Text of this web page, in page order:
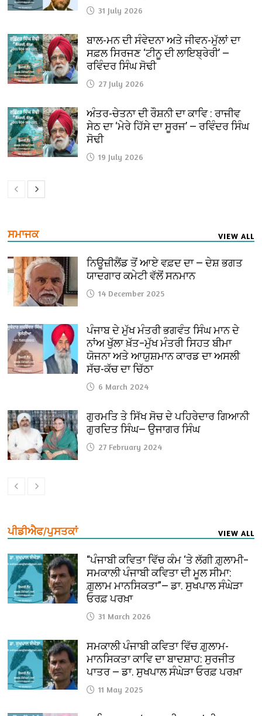
31 July 2026
ਬਾਲ-ਮਨ ਦੀ ਸੰਵੇਦਨਾ ਅਤੇ ਜੀਵਨ-ਮੁੱਲਾਂ ਦਾ
ਸਫ਼ਲ ਸਿਰਜਣ ‘ਟੀਨੂ ਦੀ ਲਾਇਬ੍ਰੇਰੀ’ —
ਰਵਿੰਦਰ ਸਿੰਘ ਸੋਢੀ
27 July 2026
ਅੰਤਰ-ਚੇਤਨਾ ਦੀ ਰੌਸ਼ਨੀ ਦਾ ਕਾਵਿ : ਰਾਜੀਵ
ਸੇਠ ਦਾ ‘ਮੇਰੇ ਹਿੱਸੇ ਦਾ ਸੂਰਜ’ — ਰਵਿੰਦਰ ਸਿੰਘ
ਸੋਢੀ
19 July 2026
ਸਮਾਜਕ VIEW ALL
ਨਿਊਜ਼ੀਲੈਂਡ ਤੋਂ ਆਏ ਵਫ਼ਦ ਦਾ — ਦੇਸ਼ ਭਗਤ
ਯਾਦਗਾਰ ਕਮੇਟੀ ਵੱਲੋਂ ਸਨਮਾਨ
14 December 2025
ਪੰਜਾਬ ਦੇ ਮੁੱਖ ਮੰਤਰੀ ਭਗਵੰਤ ਸਿੰਘ ਮਾਨ ਦੇ
ਨਾਂਅ ਖੁੱਲਾ ਖ਼ੱਤ–ਮੁੱਖ ਮੰਤਰੀ ਸਿਹਤ ਬੀਮਾ
ਯੋਜਨਾ ਅਤੇ ਆਯੁਸ਼ਮਾਨ ਕਾਰਡ ਦਾ ਅਸਲੀ
ਸੱਚ-ਕੱਚ ਦਾ ਚਿੱਠਾ
6 March 2024
ਗੁਰਮਤਿ ਤੇ ਸਿੱਖ ਸੋਚ ਦੇ ਪਹਿਰੇਦਾਰ ਗਿਆਨੀ
ਗੁਰਦਿਤ ਸਿੰਘ— ਉਜਾਗਰ ਸਿੰਘ
27 February 2024
ਪੀਡੀਐਫ/ਪੁਸਤਕਾਂ VIEW ALL
“ਪੰਜਾਬੀ ਕਵਿਤਾ ਵਿੱਚ ਕੰਮ ‘ਤੇ ਲੱਗੀ ਗ਼ੁਲਾਮੀ–
ਸਮਕਾਲੀ ਪੰਜਾਬੀ ਕਵਿਤਾ ਦੀ ਮੂਲ ਸੀਮਾ:
ਗ਼ੁਲਾਮ ਮਾਨਸਿਕਤਾ”— ਡਾ. ਸੁਖਪਾਲ ਸੰਘੇੜਾ
ਓਰਫ਼ ਪਰਖ਼ਾ
31 March 2026
ਸਮਕਾਲੀ ਪੰਜਾਬੀ ਕਵਿਤਾ ਵਿੱਚ ਗ਼ੁਲਾਮ-
ਮਾਨਸਿਕਤਾ ਕਾਵਿ ਦਾ ਬਾਦਸ਼ਾਹ: ਸੁਰਜੀਤ
ਪਾਤਰ — ਡਾ. ਸੁਖਪਾਲ ਸੰਘੇੜਾ ਓਰਫ਼ ਪਰਖ਼ਾ
11 May 2025